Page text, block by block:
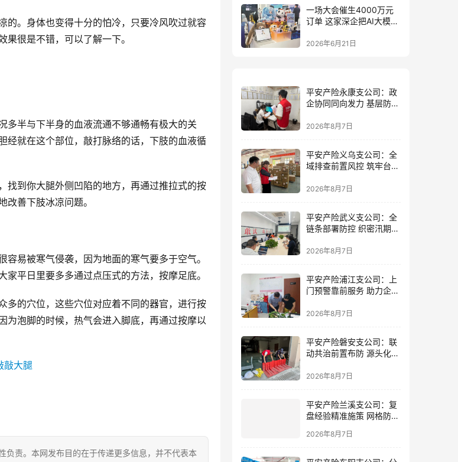
的。身体也变得十分的怕冷，只要冷风吹过就容
很是不错，可以了解一下。
多半与下半身的血液流通不够通畅有极大的关
经就在这个部位，敲打脉络的话，下肢的血液循
找到你大腿外侧凹陷的地方，再通过推拉式的按
善下肢冰凉问题。
易被寒气侵袭，因为地面的寒气要多于空气。
平日里要多多通过点压式的方法，按摩足底。
多的穴位，这些穴位对应着不同的器官，进行按
为泡脚的时候，热气会进入脚底，再通过按摩以
负责。本网发布目的在于传递更多信息，并不代表本
一场大会催生4000万元
订单 这家深企把AI大模型
2026年6月21日
平安产险永康支公司：政
企协同同向发力 基层防控
2026年8月7日
平安产险义乌支公司：全
域排查前置风控 筑牢台风
2026年8月7日
平安产险武义支公司：全
链条部署防控 织密汛期安
2026年8月7日
平安产险浦江支公司：上
门预警靠前服务 助力企业
2026年8月7日
平安产险磐安支公司：联
动共治前置布防 源头化解
2026年8月7日
平安产险兰溪支公司：复
盘经验精准施策 网格防控
2026年8月7日